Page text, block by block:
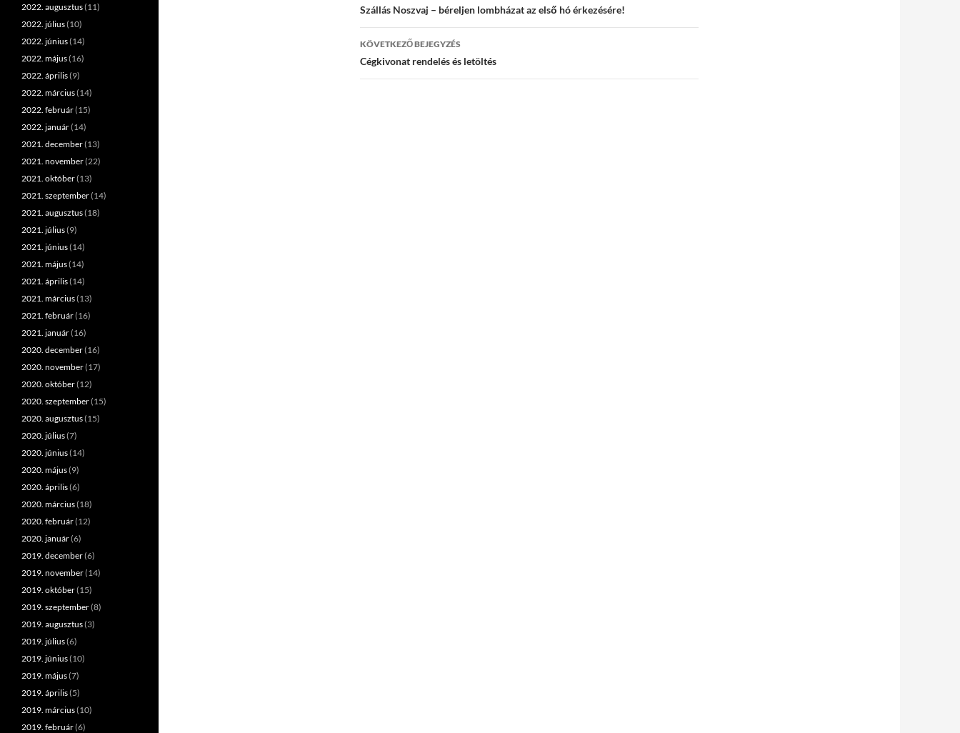
navigációja
Szállás Noszvaj – béreljen lombházat az első hó érkezésére!
KÖVETKEZŐ BEJEGYZÉS
Cégkivonat rendelés és letöltés
2022. augusztus(11)
2022. július(10)
2022. június(14)
2022. május(16)
2022. április(9)
2022. március(14)
2022. február(15)
2022. január(14)
2021. december(13)
2021. november(22)
2021. október(13)
2021. szeptember(14)
2021. augusztus(18)
2021. július(9)
2021. június(14)
2021. május(14)
2021. április(14)
2021. március(13)
2021. február(16)
2021. január(16)
2020. december(16)
2020. november(17)
2020. október(12)
2020. szeptember(15)
2020. augusztus(15)
2020. július(7)
2020. június(14)
2020. május(9)
2020. április(6)
2020. március(18)
2020. február(12)
2020. január(6)
2019. december(6)
2019. november(14)
2019. október(15)
2019. szeptember(8)
2019. augusztus(3)
2019. július(6)
2019. június(10)
2019. május(7)
2019. április(5)
2019. március(10)
2019. február(6)